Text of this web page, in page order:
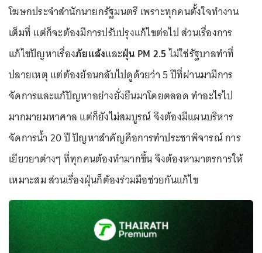
โฆษกประจำสำนักนายกรัฐมนตรี เพราะทุกคนตั้งใจทำงาน
เต็มที่ แต่ก็จะต้องมีการปรับปรุงแก้ไขต่อไป ส่วนเรื่องการ
แก้ไขปัญหาเรื่องภัยแล้งและฝุ่น PM 2.5ไม่ใช่รัฐบาลทำที่
ปลายเหตุ แต่ต้องย้อนกลับไปดูด้วยว่า 5 ปีที่ผ่านมามีการ
จัดการและแก้ปัญหาอย่างยั่งยืนมาโดยตลอด ทำอะไรไป
มากมายมหาศาล แต่ก็ยังไม่สมบูรณ์ จึงต้องมีแผนบริหาร
จัดการน้ำ 20 ปี ปัญหาสำคัญคือการทำประชาพิจารณ์ การ
เยียวยาต่างๆ ที่ทุกคนต้องทำมากขึ้น จึงต้องหามาตรการให้
เหมาะสม ส่วนเรื่องฝุ่นก็ต้องร่วมมือช่วยกันแก้ไข